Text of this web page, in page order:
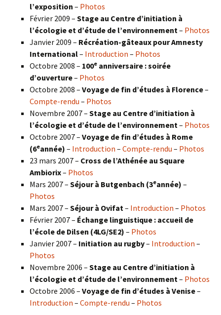
l’exposition – Photos
Février 2009 – Stage au Centre d’initiation à
l’écologie et d’étude de l’environnement – Photos
Janvier 2009 – Récréation-gâteaux pour Amnesty
International– Introduction – Photos
Octobre 2008 – 100e anniversaire : soirée
d’ouverture– Photos
Octobre 2008 – Voyage de fin d’études à Florence–
Compte-rendu – Photos
Novembre 2007 – Stage au Centre d’initiation à
l’écologie et d’étude de l’environnement – Photos
Octobre 2007 – Voyage de fin d’études à Rome
(6eannée) – Introduction – Compte-rendu – Photos
23 mars 2007 – Cross de l’Athénée au Square
Ambiorix– Photos
Mars 2007 – Séjour à Butgenbach (3eannée) –
Photos
Mars 2007 – Séjour à Ovifat – Introduction – Photos
Février 2007 – Échange linguistique : accueil de
l’école de Dilsen (4LG/SE2) – Photos
Janvier 2007 – Initiation au rugby– Introduction –
Photos
Novembre 2006 – Stage au Centre d’initiation à
l’écologie et d’étude de l’environnement – Photos
Octobre 2006 – Voyage de fin d’études à Venise–
Introduction – Compte-rendu – Photos